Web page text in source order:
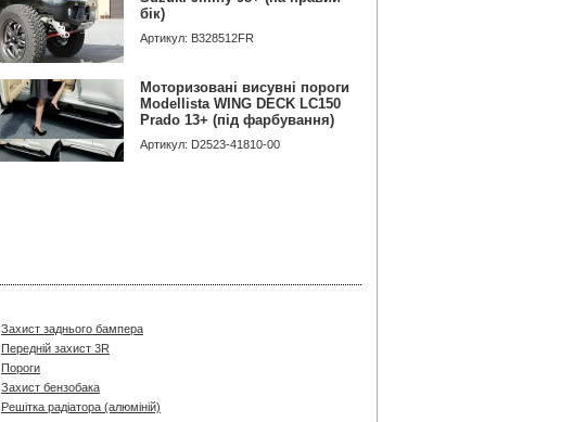
бік)
Артикул: B328512FR
Моторизовані висувні пороги
Modellista WING DECK LC150
Prado 13+ (під фарбування)
Артикул: D2523-41810-00
Захист заднього бампера
Передній захист 3R
Пороги
Захист бензобака
Решітка радіатора (алюміній)